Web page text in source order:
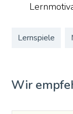
Lernspiele
Wir